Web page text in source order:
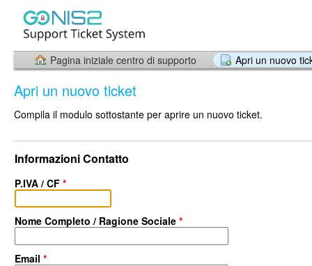
Pagina iniziale centro di supporto Apri un nuovo
Apri un nuovo ticket
Compila il modulo sottostante per aprire un nuovo ticket.
Informazioni Contatto
P.IVA / CF *
Nome Completo / Ragione Sociale *
Email *